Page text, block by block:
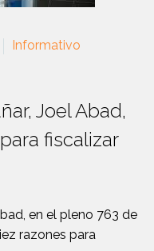
Informativo
Joel Abad,
fiscalizar
en el pleno 763 de
razones para